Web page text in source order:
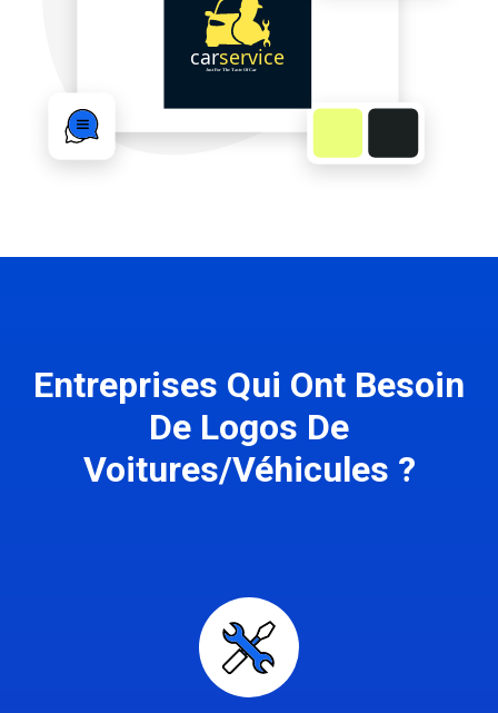
Entreprises Qui Ont Besoin
De Logos De
Voitures/Véhicules ?